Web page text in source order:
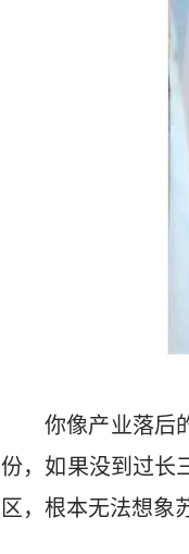
你像产业落后
份，如果没到过长
区，根本无法想象